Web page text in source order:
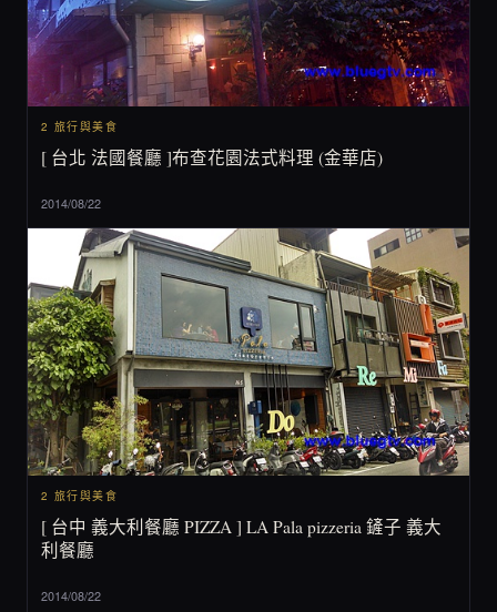
2 旅行與美食
[ 台北 法國餐廳 ]布查花園法式料理 (金華店)
2014/08/22
2 旅行與美食
[ 台中 義大利餐廳 PIZZA ] LA Pala pizzeria 鏟子 義大
利餐廳
2014/08/22